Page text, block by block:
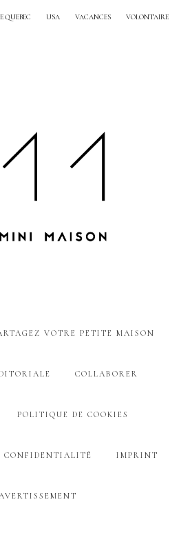
QUEBEC USA VACANCES VOLONTAIRE
VOTRE PETITE MAISON
COLLABORER
POLITIQUE DE COOKIES
CONFIDENTIALITÉ IMPRINT